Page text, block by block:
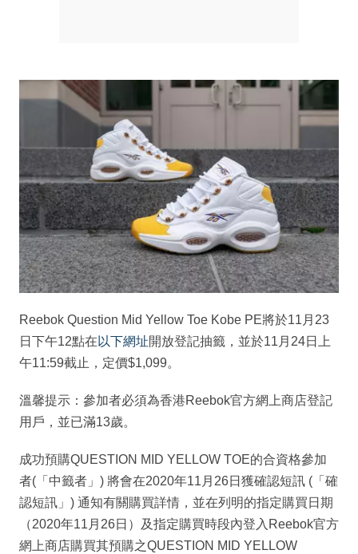
Reebok Question Mid Yellow Toe Kobe PE將於11月23
日下午12點在 以下網址開放登記抽籤，並於11月24日上
午11:59截止，定價$1,099。
溫馨提示：參加者必須為香港Reebok官方網上商店登記
用戶，並已滿13歲。
成功預購QUESTION MID YELLOW TOE的合資格參加
者(「中籤者」) 將會在2020年11月26日獲確認短訊 (「確
認短訊」) 通知有關購買詳情，並在列明的指定購買日期
（2020年11月26日）及指定購買時段內登入Reebok官方
網上商店購買其預購之QUESTION MID YELLOW